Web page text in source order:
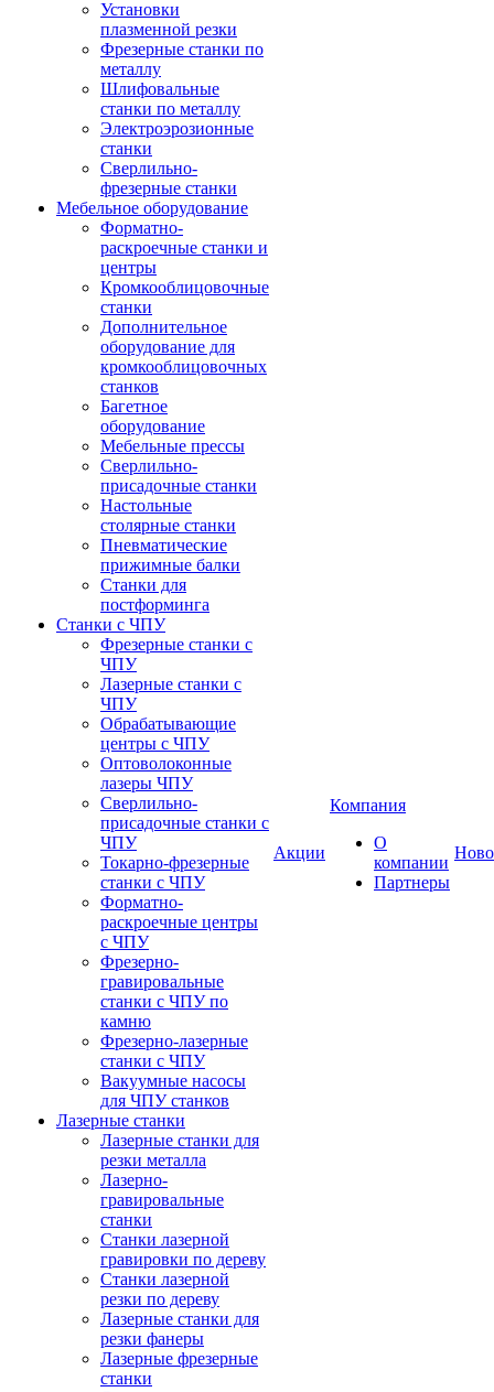
Установки
плазменной резки
Фрезерные станки по
металлу
Шлифовальные
станки по металлу
Электроэрозионные
станки
Сверлильно-
фрезерные станки
Мебельное оборудование
Форматно-
раскроечные станки и
центры
Кромкооблицовочные
станки
Дополнительное
оборудование для
кромкооблицовочных
станков
Багетное
оборудование
Мебельные прессы
Сверлильно-
присадочные станки
Настольные
столярные станки
Пневматические
прижимные балки
Станки для
постформинга
Станки с ЧПУ
Фрезерные станки с
ЧПУ
Лазерные станки с
ЧПУ
Обрабатывающие
центры с ЧПУ
Оптоволоконные
лазеры ЧПУ
Сверлильно-
присадочные станки с
ЧПУ
Токарно-фрезерные
станки с ЧПУ
Форматно-
раскроечные центры
с ЧПУ
Фрезерно-
гравировальные
станки с ЧПУ по
камню
Фрезерно-лазерные
станки с ЧПУ
Вакуумные насосы
для ЧПУ станков
Лазерные станки
Лазерные станки для
резки металла
Лазерно-
гравировальные
станки
Станки лазерной
гравировки по дереву
Станки лазерной
резки по дереву
Лазерные станки для
резки фанеры
Лазерные фрезерные
станки
Акции
Компания
О
компании
Партнеры